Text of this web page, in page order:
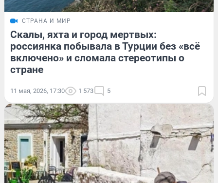
СТРАНА И МИР
Скалы, яхта и город мертвых:
россиянка побывала в Турции без «всё
включено» и сломала стереотипы о
стране
11 мая, 2026, 17:30 1 573 5